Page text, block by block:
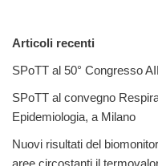
Articoli recenti
SPoTT al 50° Congresso
SPoTT al convegno
Epidemiologia, a Milano
Nuovi risultati del
aree circostanti il